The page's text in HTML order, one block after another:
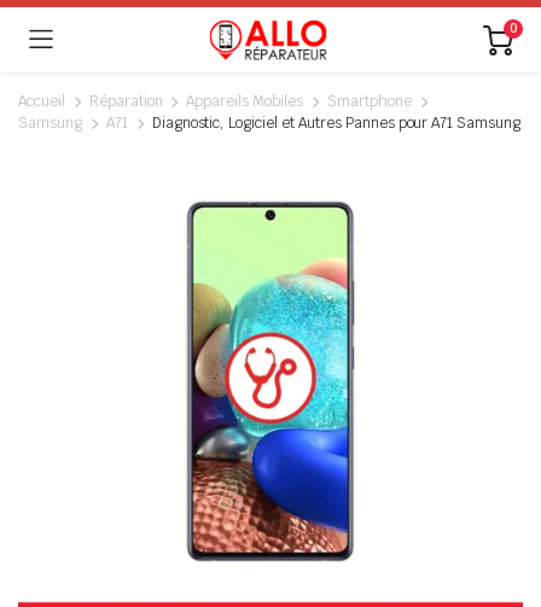
0
Accueil Réparation Appareils Mobiles
Smartphone
Samsung
A71 Diagnostic, Logiciel et Autres Pannes pour A71 Samsung